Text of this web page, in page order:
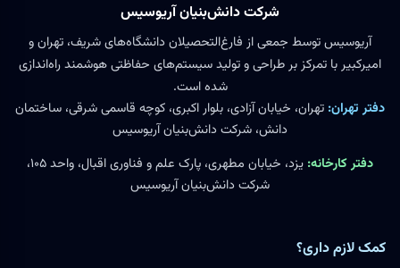
شرکت دانش‌بنیان آریوسیس
آریوسیس توسط جمعی از فارغ‌التحصیلان دانشگاه‌های شریف، تهران و
امیرکبیر با تمرکز بر طراحی و تولید سیستم‌های حفاظتی هوشمند راه‌اندازی
شده است.
دفتر تهران: تهران، خیابان آزادی، بلوار اکبری، کوچه قاسمی شرقی، ساختمان
دانش، شرکت دانش‌بنیان آریوسیس
دفتر کارخانه:
یزد، خیابان مطهری، پارک علم و فناوری اقبال، واحد ۱۰۵،
شرکت دانش‌بنیان آریوسیس
کمک لازم داری؟